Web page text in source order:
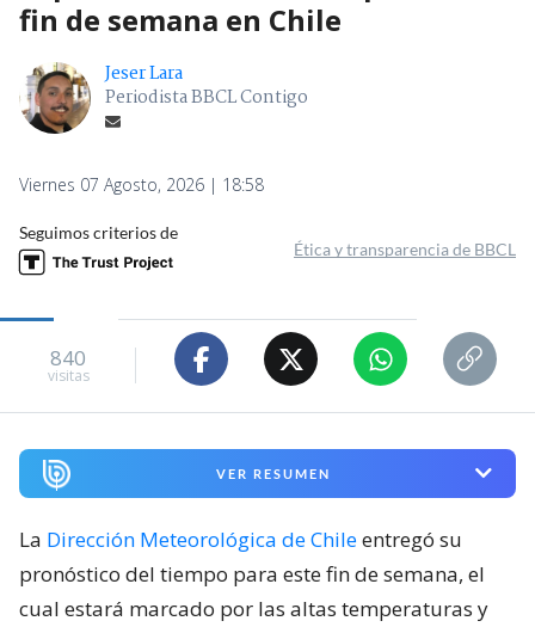
fin de semana en Chile
Jeser Lara
Periodista BBCL Contigo
Viernes 07 Agosto, 2026 | 18:58
Seguimos criterios de
Ética y transparencia de BBCL
840
visitas
VER RESUMEN
La Dirección Meteorológica de Chileentregó su
pronóstico del tiempo para este fin de semana, el
cual estará marcado por las altas temperaturas y